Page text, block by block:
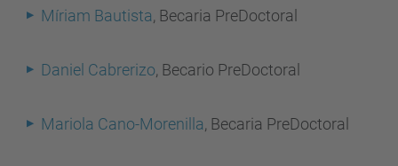
Míriam Bautista, Becaria PreDoctoral
Daniel Cabrerizo, Becario PreDoctoral
Mariola Cano-Morenilla, Becaria PreDoctoral